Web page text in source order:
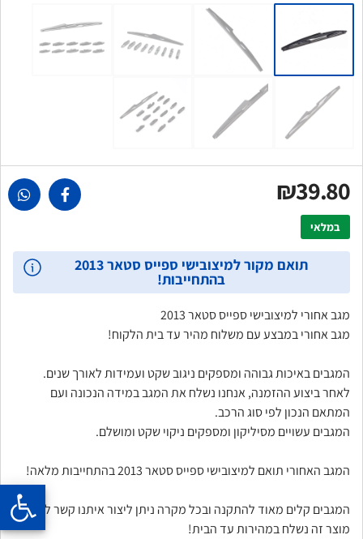
₪39.80
במלאי
תואם מקור למיצובישי ספייס סטאר 2013
בהתחייבות!
מגב אחורי למיצובישי ספייס סטאר 2013
מגב אחורי במבצע עם משלוח מהיר עד בית הלקוח!
המגבים באיכות גבוהה ומספקים ניגוב שקט ועמידות לאורך שנים.
לאחר ביצוע ההזמנה, אנחנו נשלח את המגב במידה הנכונה ועם
המתאם הנכון לפי סוג הרכב.
המגבים עשויים מסיליקון ומספקים ניקוי שקט ומושלם.
המגב האחורי תואם למיצובישי ספייס סטאר 2013 בהתחייבות מלאה!
המגבים קלים מאוד להתקנה ובכל מקרה ניתן ליצור איתנו קשר לעזרה.
מוצר זה נשלח במהירות עד הבית!